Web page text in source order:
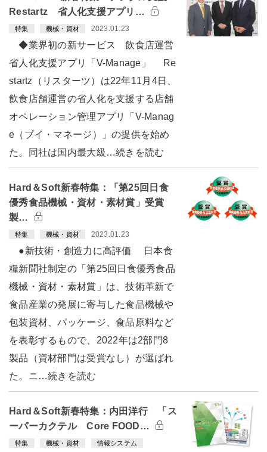
Restartz 省人化支援アプリ…
特集 機械・資材 2023.01.23
◆業界初の新サービス 飲食店運営
省人化支援アプリ「V-Manage」 Re
startz（リスターツ）は22年11月4日、
飲食店舗運営の省人化を支援する店舗
オペレーション管理アプリ「V-Manag
e（ブイ・マネージ）」の提供を始め
た。同社は国内最大級…続きを読む
Hard＆Soft新春特集：「第25回日食
優秀食品機械・資材・素材賞」受賞
製…
特集 機械・資材 2023.01.23
●新技術・創造力に高評価 日本食
糧新聞社制定の「第25回日食優秀食品
機械・資材・素材賞」は、技術革新で
食品産業の発展に寄与した食品機械や
包装資材、パッケージ、食品原料など
を表彰するもので、2022年は2部門8
製品（資材部門は受賞なし）が選ばれ
た。ニ…続きを読む
Hard＆Soft新春特集：内田洋行 「ス
ーパーカクテル Core FOOD…
特集 機械・資材 情報システム